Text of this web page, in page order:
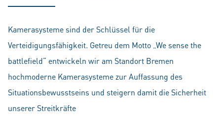
Kamerasysteme sind der Schlüssel für die
Verteidigungsfähigkeit. Getreu dem Motto „We sense the
battlefield“ entwickeln wir am Standort Bremen
hochmoderne Kamerasysteme zur Auffassung des
Situationsbewusstseins und steigern damit die Sicherheit
unserer Streitkräfte